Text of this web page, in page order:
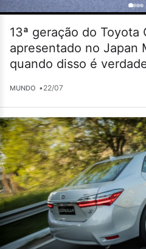
13ª geração do Toyota
apresentado no Japan
quando disso é
MUNDO •22/07